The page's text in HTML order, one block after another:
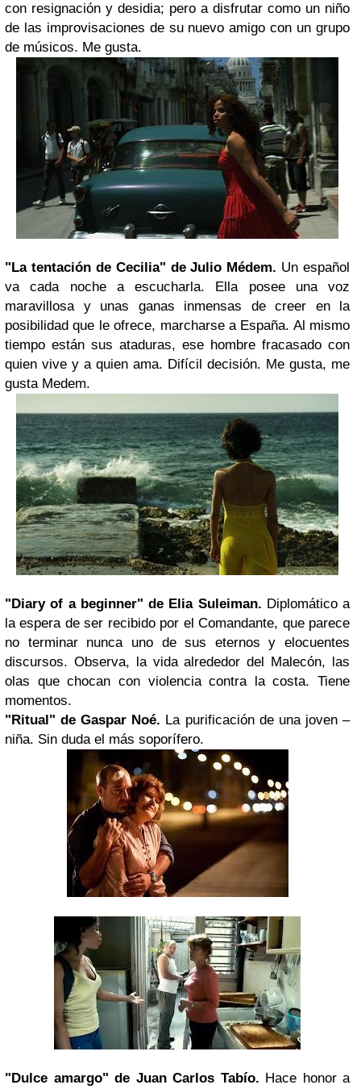
con resignación y desidia; pero a disfrutar como un niño
de las improvisaciones de su nuevo amigo con un grupo
de músicos. Me gusta.
"La tentación de Cecilia" de Julio Médem. Un español
va cada noche a escucharla. Ella posee una voz
maravillosa y unas ganas inmensas de creer en la
posibilidad que le ofrece, marcharse a España. Al mismo
tiempo están sus ataduras, ese hombre fracasado con
quien vive y a quien ama. Difícil decisión. Me gusta, me
gusta Medem.
"Diary of a beginner" de Elia Suleiman. Diplomático a
la espera de ser recibido por el Comandante, que parece
no terminar nunca uno de sus eternos y elocuentes
discursos. Observa, la vida alrededor del Malecón, las
olas que chocan con violencia contra la costa. Tiene
momentos.
"Ritual" de Gaspar Noé. La purificación de una joven –
niña. Sin duda el más soporífero.
"Dulce amargo" de Juan Carlos Tabío. Hace honor a